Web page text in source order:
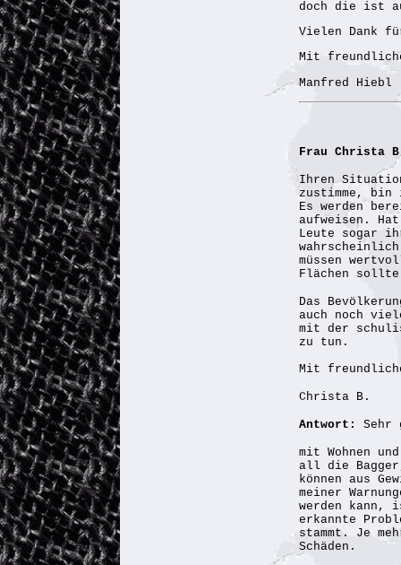
doch die ist
Vielen Dank
Mit
Manfred Hiebl
Frau Christa
Ihren
zustimme,
Es werden
aufweisen.
Leute sogar
müssen
Flächen
Das
auch noch
mit der
zu tun.
Mit
Christa B.
Antwort: Sehr
mit Wohnen
all die
können aus
meiner
werden kann,
erkannte
stammt. Je
Schäden.